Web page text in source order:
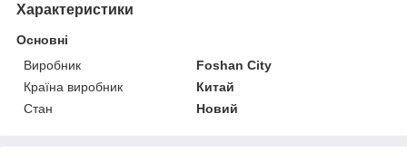
Характеристики
Основні
Виробник
Foshan City
Країна виробник
Китай
Стан
Новий